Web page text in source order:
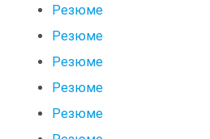
Резюме
Резюме
Резюме
Резюме
Резюме